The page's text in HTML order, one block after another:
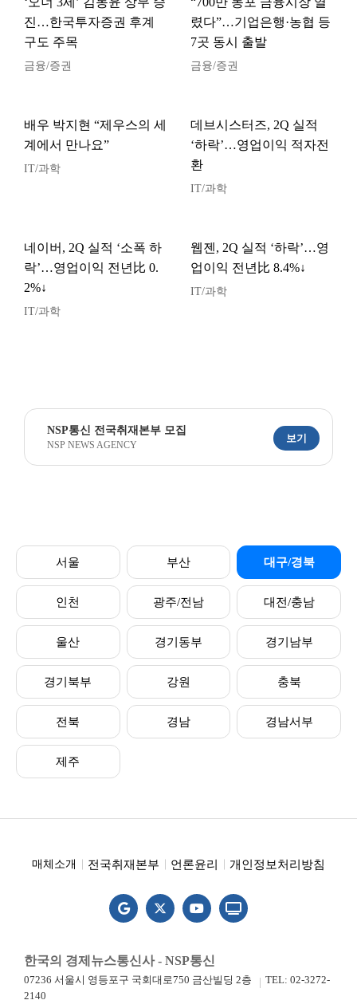
진…한국투자증권 후계
구도 주목
금융/증권
렸다”…기업은행·농협 등
7곳 동시 출발
금융/증권
배우 박지현 “제우스의 세
계에서 만나요”
IT/과학
데브시스터즈, 2Q 실적
‘하락’…영업이익 적자전
환
IT/과학
네이버, 2Q 실적 ‘소폭 하
락’…영업이익 전년比 0.
2%↓
IT/과학
웹젠, 2Q 실적 ‘하락’…영
업이익 전년比 8.4%↓
IT/과학
NSP통신 전국취재본부 모집
NSP NEWS AGENCY
보기
서울 부산 대구/경북
인천 광주/전남 대전/충남
울산 경기동부 경기남부
경기북부 강원 충북
전북 경남 경남서부
제주
매체소개 전국취재본부 언론윤리 개인정보처리방침
한국의 경제뉴스통신사 - NSP통신
07236 서울시 영등포구 국회대로750 금산빌딩 2층
TEL: 02-3272-
2140